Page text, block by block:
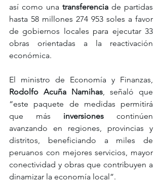
así como una transferencia de partidas
hasta 58 millones 274 953 soles a favor
de gobiernos locales para ejecutar 33
obras orientadas a la reactivación
económica.
Rodolfo Acuña Namihas , señaló que
“este paquete de medidas permitirá
que más inversiones continúen
avanzando en regiones, provincias y
distritos, beneficiando a miles de
peruanos con mejores servicios, mayor
conectividad y obras que contribuyen a
dinamizar la economía local”.